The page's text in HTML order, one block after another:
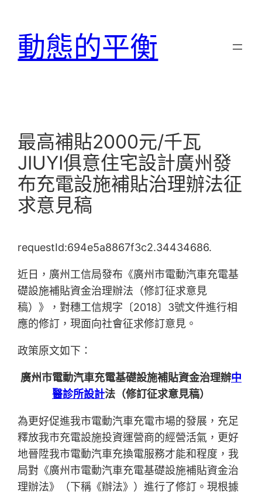
動態的平衡
最高補貼2000元/千瓦
JIUYI俱意住宅設計廣州發
布充電設施補貼治理辦法征
求意見稿
requestId:694e5a8867f3c2.34434686.
近日，廣州工信局發布《廣州市電動汽車充電基
礎設施補貼資金治理辦法（修訂征求意見
稿）》，對穗工信規字〔2018〕3號文件進行相
應的修訂，現面向社會征求修訂意見。
政策原文如下：
廣州市電動汽車充電基礎設施補貼資金治理辦中
醫診所設計法（修訂征求意見稿）
為更好促進我市電動汽車充電市場的發展，充足
釋放我市充電設施投資運營商的經營活氣，更好
地晉陞我市電動汽車充換電服務才能和程度，我
局對《廣州市電動汽車充電基礎設施補貼資金治
理辦法》（下稱《辦法》）進行了修訂。現根據